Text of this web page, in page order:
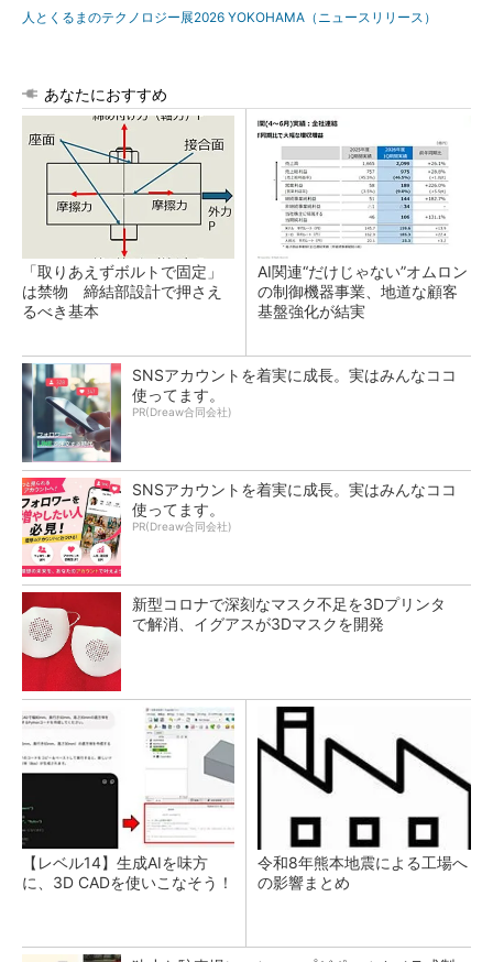
人とくるまのテクノロジー展2026 YOKOHAMA（ニュースリリース）
あなたにおすすめ
「取りあえずボルトで固定」
は禁物 締結部設計で押さえ
るべき基本
AI関連“だけじゃない”オムロン
の制御機器事業、地道な顧客
基盤強化が結実
SNSアカウントを着実に成長。実はみんなココ
使ってます。
PR(Dreaw合同会社)
SNSアカウントを着実に成長。実はみんなココ
使ってます。
PR(Dreaw合同会社)
新型コロナで深刻なマスク不足を3Dプリンタ
で解消、イグアスが3Dマスクを開発
【レベル14】生成AIを味方
に、3D CADを使いこなそう！
令和8年熊本地震による工場へ
の影響まとめ